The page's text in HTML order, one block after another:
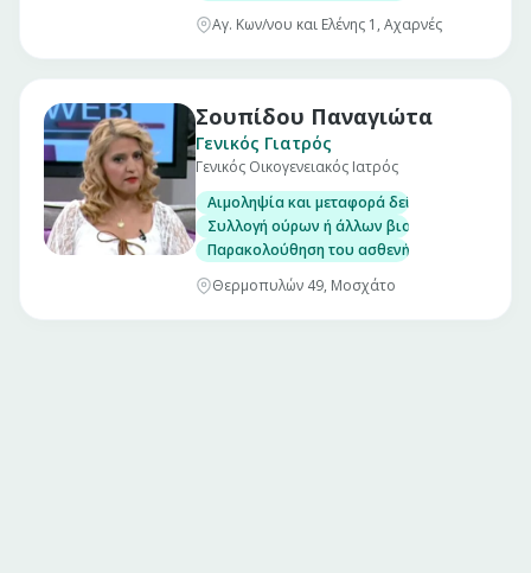
Αγ. Κων/νου και Ελένης 1, Αχαρνές
Σουπίδου Παναγιώτα
Γενικός Γιατρός
Γενικός Οικογενειακός Ιατρός
Αιμοληψία και μεταφορά δείγματος
Συλλογή ούρων ή άλλων βιολογικών υγρών
Παρακολούθηση του ασθενή και καταγραφή
Θερμοπυλών 49, Μοσχάτο